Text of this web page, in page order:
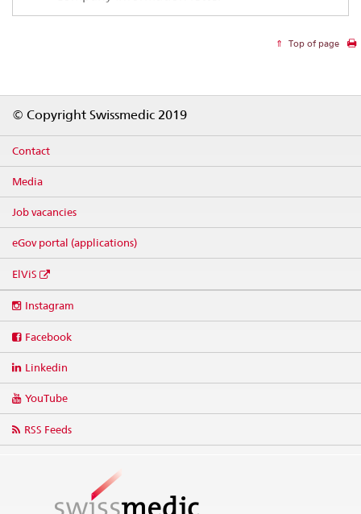
Top of page
© Copyright Swissmedic 2019
Contact
Media
Job vacancies
eGov portal (applications)
ElViS
media
Instagram
Facebook
Linkedin
YouTube
RSS Feeds